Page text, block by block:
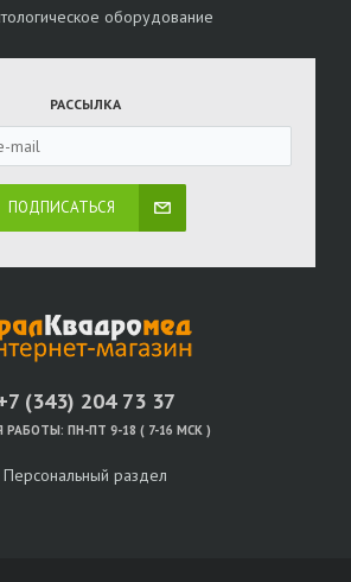
оборудование
РАССЫЛКА
ПОДПИСАТЬСЯ
(343) 204 73 37
РАБОТЫ: ПН-ПТ 9-18 ( 7-16 МСК )
Персональный раздел